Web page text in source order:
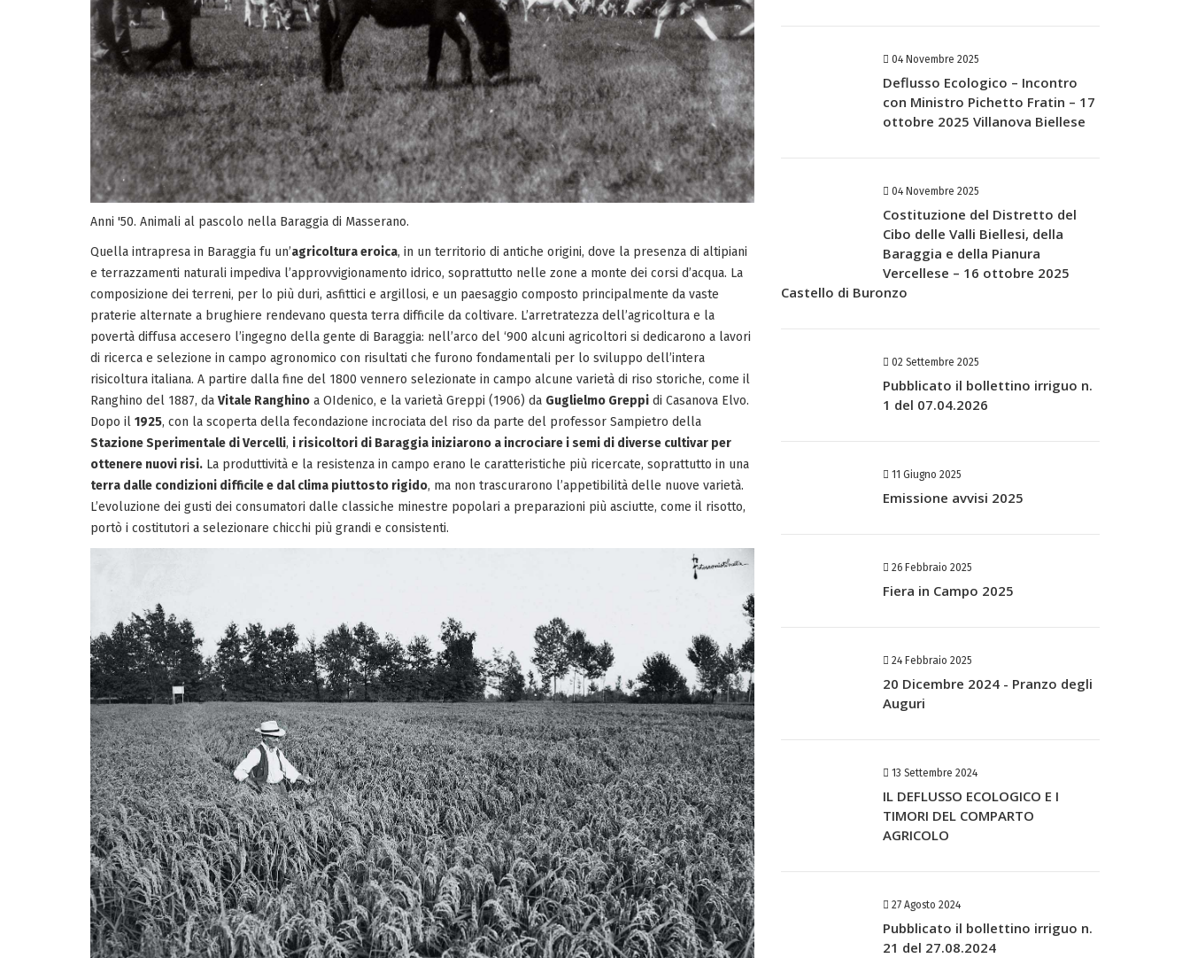
Anni '50. Animali al pascolo nella Baraggia di Masserano.
Quella intrapresa in Baraggia fu un’agricoltura eroica, in un territorio di antiche origini, dove la presenza di altipiani
e terrazzamenti naturali impediva l’approvvigionamento idrico, soprattutto nelle zone a monte dei corsi d’acqua. La
composizione dei terreni, per lo più duri, asfittici e argillosi, e un paesaggio composto principalmente da vaste
praterie alternate a brughiere rendevano questa terra difficile da coltivare. L’arretratezza dell’agricoltura e la
povertà diffusa accesero l’ingegno della gente di Baraggia: nell’arco del ‘900 alcuni agricoltori si dedicarono a lavori
di ricerca e selezione in campo agronomico con risultati che furono fondamentali per lo sviluppo dell’intera
risicoltura italiana. A partire dalla fine del 1800 vennero selezionate in campo alcune varietà di riso storiche, come il
Ranghino del 1887, da Vitale Ranghino a OIdenico, e la varietà Greppi (1906) da Guglielmo Greppi di Casanova Elvo.
Dopo il 1925, con la scoperta della fecondazione incrociata del riso da parte del professor Sampietro della
Stazione Sperimentale di Vercelli, i risicoltori di Baraggia iniziarono a incrociare i semi di diverse cultivar per
ottenere nuovi risi. La produttività e la resistenza in campo erano le caratteristiche più ricercate, soprattutto in una
terra dalle condizioni difficile e dal clima piuttosto rigido, ma non trascurarono l’appetibilità delle nuove varietà.
L’evoluzione dei gusti dei consumatori dalle classiche minestre popolari a preparazioni più asciutte, come il risotto,
portò i costitutori a selezionare chicchi più grandi e consistenti.
04 Novembre 2025
Deflusso Ecologico – Incontro
con Ministro Pichetto Fratin – 17
ottobre 2025 Villanova Biellese
04 Novembre 2025
Costituzione del Distretto del
Cibo delle Valli Biellesi, della
Baraggia e della Pianura
Vercellese – 16 ottobre 2025
Castello di Buronzo
02 Settembre 2025
Pubblicato il bollettino irriguo n.
1 del 07.04.2026
11 Giugno 2025
Emissione avvisi 2025
26 Febbraio 2025
Fiera in Campo 2025
24 Febbraio 2025
20 Dicembre 2024 - Pranzo degli
Auguri
13 Settembre 2024
IL DEFLUSSO ECOLOGICO E I
TIMORI DEL COMPARTO
AGRICOLO
27 Agosto 2024
Pubblicato il bollettino irriguo n.
21 del 27.08.2024